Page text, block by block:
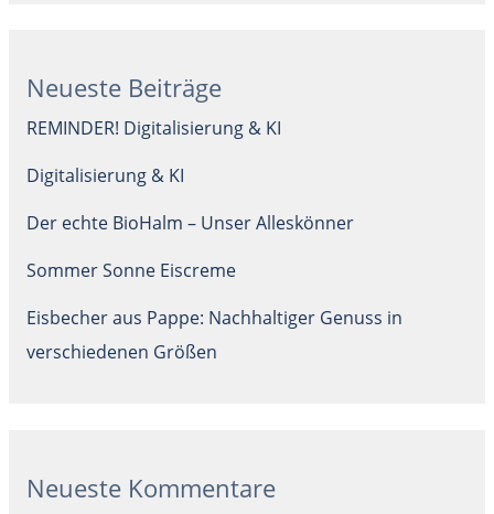
Neueste Beiträge
REMINDER! Digitalisierung & KI
Digitalisierung & KI
Der echte BioHalm – Unser Alleskönner
Sommer Sonne Eiscreme
Eisbecher aus Pappe: Nachhaltiger Genuss in
verschiedenen Größen
Neueste Kommentare